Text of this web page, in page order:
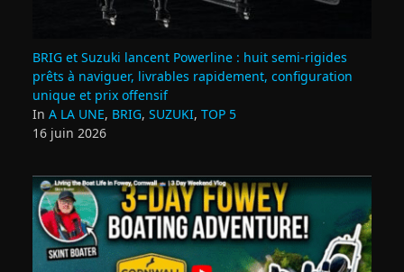
BRIG et Suzuki lancent Powerline : huit semi‑rigides
prêts à naviguer, livrables rapidement, configuration
unique et prix offensif
In A LA UNE, BRIG, SUZUKI, TOP 5
16 juin 2026